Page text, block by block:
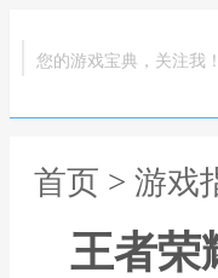
您的游戏宝典，关注我！
首页 > 游戏
王者荣